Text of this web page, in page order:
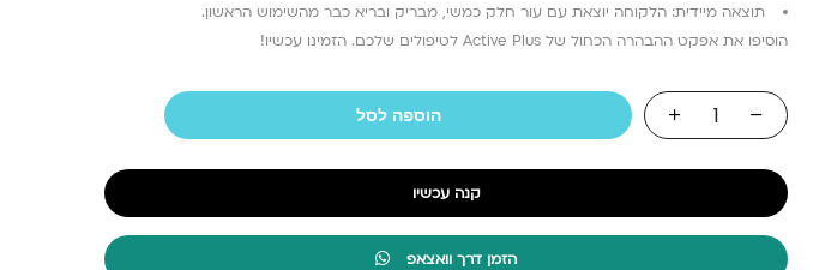
תוצאה מיידית: הלקוחה יוצאת עם עור חלק כמשי, מבריק ובריא כבר מהשימוש הראשון.
הוסיפו את אפקט ההבהרה הכחול של Active Plus לטיפולים שלכם. הזמינו עכשיו!
הוספה לסל
קנה עכשיו
הזמן דרך וואצאפ